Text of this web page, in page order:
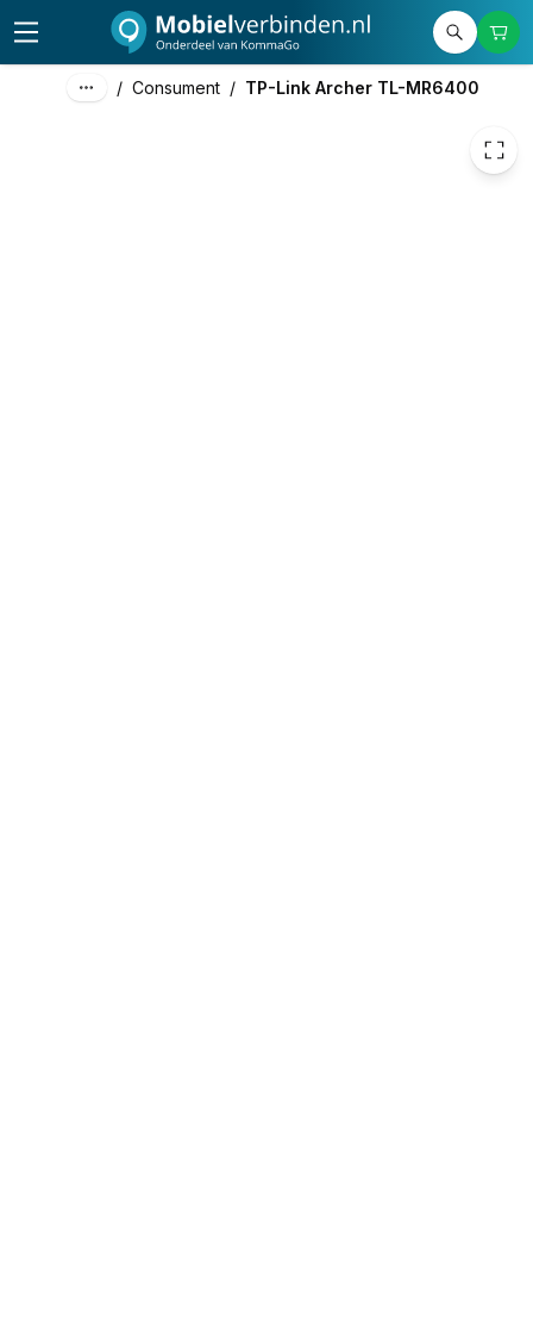
/ Consument / TP-Link Archer TL-MR6400
73,71 excl. btw
89,19 incl. btw